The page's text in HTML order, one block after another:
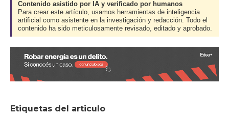
Contenido asistido por IA y verificado por humanos
Para crear este artículo, usamos herramientas de inteligencia
artificial como asistente en la investigación y redacción. Todo el
contenido ha sido meticulosamente revisado, editado y aprobado.
Etiquetas del articulo